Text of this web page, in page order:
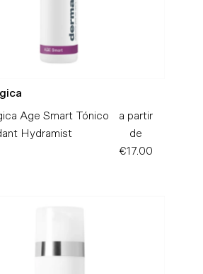
Age Smart Tónico
Hydramist
Preço
Normal
a partir
de
€17.00